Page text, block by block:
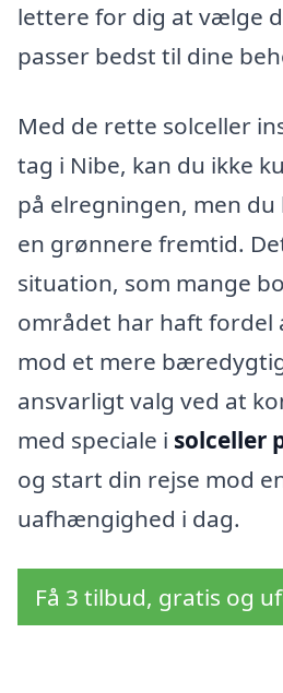
lettere for dig at vælge
passer bedst til dine
Med de rette solceller
tag i Nibe, kan du ikke
på elregningen, men
en grønnere fremtid.
situation, som mange
området har haft fordel
mod et mere
ansvarligt valg ved at
med speciale i solceller
og start din rejse mod
uafhængighed i dag.
Få 3 tilbud, gratis og